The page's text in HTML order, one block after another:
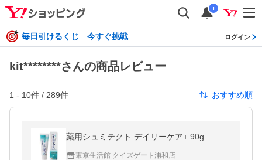
i
毎日引けるくじ 今すぐ挑戦 ログイン
kit********さんの商品レビュー
1 - 10件 / 289件 おすすめ順
薬用シュミテクト デイリーケア+ 90g
東京生活館 クイズゲート浦和店